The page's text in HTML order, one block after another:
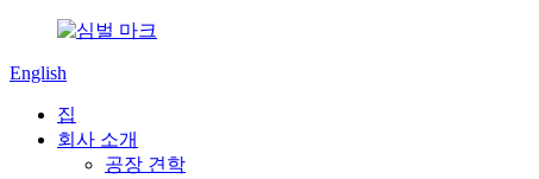
English
집
회사 소개
공장 견학